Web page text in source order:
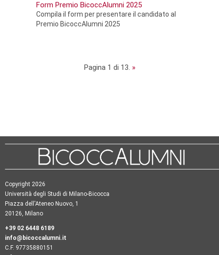
Form Premio BicoccAlumni 2025
Compila il form per presentare il candidato al
Premio BicoccAlumni 2025
Pagina 1 di 13. »
Copyright 2026
Università degli Studi di Milano-Bicocca
Piazza dell'Ateneo Nuovo, 1
20126, Milano
+39 02 6448 6189
info@bicoccalumni.it
C.F. 97735880151